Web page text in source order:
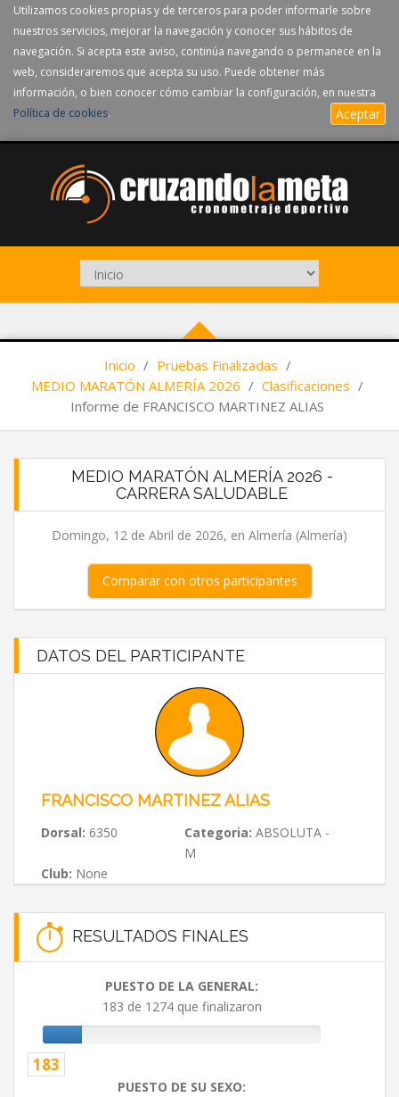
Utilizamos cookies propias y de terceros para poder informarle sobre
nuestros servicios, mejorar la navegación y conocer sus hábitos de
navegación. Si acepta este aviso, continúa navegando o permanece en la
web, consideraremos que acepta su uso. Puede obtener más
información, o bien conocer cómo cambiar la configuración, en nuestra
Política de cookies. Aceptar
Inicio / Pruebas Finalizadas /
MEDIO MARATÓN ALMERÍA 2026 / Clasificaciones /
Informe de FRANCISCO MARTINEZ ALIAS
MEDIO MARATÓN ALMERÍA 2026 -
CARRERA SALUDABLE
Domingo, 12 de Abril de 2026, en Almería (Almería)
Comparar con otros participantes
DATOS DEL PARTICIPANTE
FRANCISCO MARTINEZ ALIAS
Dorsal: 6350 Categoria: ABSOLUTA -
M
Club: None
RESULTADOS FINALES
PUESTO DE LA GENERAL:
183 de 1274 que finalizaron
183
PUESTO DE SU SEXO: